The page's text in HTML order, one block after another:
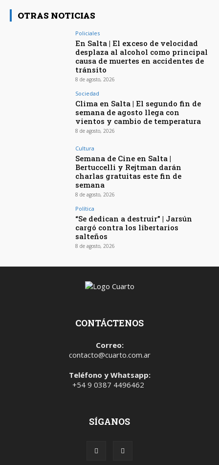
OTRAS NOTICIAS
Policiales
En Salta | El exceso de velocidad
desplaza al alcohol como principal
causa de muertes en accidentes de
tránsito
8 de agosto, 2026
Sociedad
Clima en Salta | El segundo fin de
semana de agosto llega con
vientos y cambio de temperatura
8 de agosto, 2026
Cultura
Semana de Cine en Salta |
Bertuccelli y Rejtman darán
charlas gratuitas este fin de
semana
8 de agosto, 2026
Política
“Se dedican a destruir” | Jarsún
cargó contra los libertarios
salteños
8 de agosto, 2026
CONTÁCTENOS
Correo:
contacto@cuarto.com.ar
Teléfono y Whatsapp:
+54 9 0387 4496462
SÍGANOS